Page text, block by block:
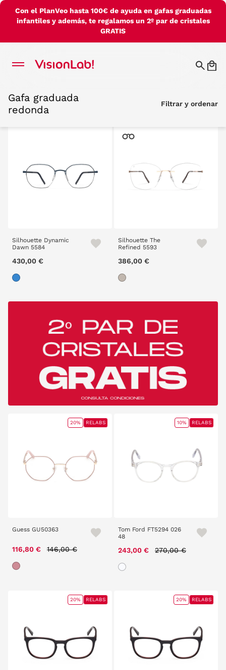
Con el PlanVeo hasta 100€ de ayuda en gafas graduadas
infantiles y además, te regalamos un 2º par de cristales
GRATIS
Gafa graduada
redonda
Filtrar y ordenar
Gafa graduada
redonda
Filtrar y ordenar
Silhouette Dynamic
Dawn 5584
430,00 €
Silhouette The
Refined 5593
386,00 €
Guess GU50363
116,80 € Price reduced from
146,00 €
20% RELABS
Tom Ford FT5294 026
48
243,00 € Price reduced from
270,00 €
10% RELABS
20% RELABS 20% RELABS